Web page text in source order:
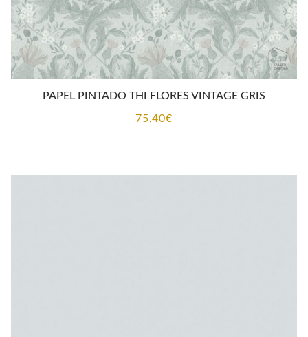
PAPEL PINTADO THI FLORES VINTAGE GRIS
75,40€